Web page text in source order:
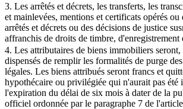
3. Les arrêtés et décrets, les transferts, les
et mainlevées, mentions et certificats opérés
arrêtés et décrets ou des décisions de justice
affranchis de droits de timbre, d'enregistrement
4. Les attributaires de biens immobiliers seront,
dispensés de remplir les formalités de purge
légales. Les biens attribués seront francs et
hypothécaire ou privilégiée qui n'aurait pas été
l'expiration du délai de six mois à dater de la
officiel ordonnée par le paragraphe 7 de